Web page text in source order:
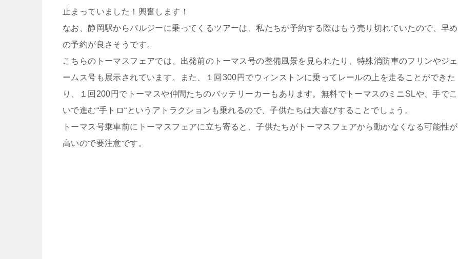
止まっていました！興奮します！
なお、静岡駅からバルジーに乗ってくるツアーは、私たちが予約する際はもう売り切れていたので、早め
の予約が良さそうです。
こちらのトーマスフェアでは、出発前のトーマス号の整備風景を見られたり、特殊消防車のフリンやジェ
ームス号も展示されています。また、１回300円でウィンストンに乗ってレールの上を走ることができた
り、１回200円でトーマスや仲間たちのバッテリーカーもあります。無料でトーマスのミニSLや、手でこ
いで進む“手トロ“というアトラクションも乗れるので、子供たちは大喜びすることでしょう。
トーマス号乗車前にトーマスフェアに立ち寄ると、子供たちがトーマスフェアから動かなくなる可能性が
高いので要注意です。